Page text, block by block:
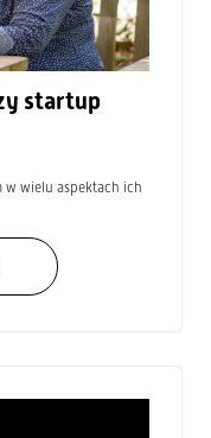
startup
wielu aspektach ich